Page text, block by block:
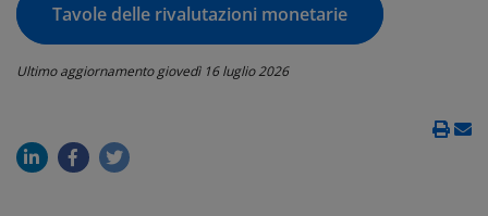
Tavole delle rivalutazioni monetarie
Ultimo aggiornamentogiovedì 16 luglio 2026